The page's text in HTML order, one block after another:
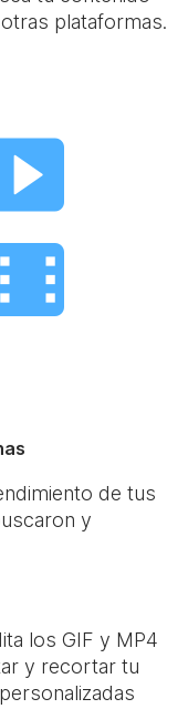
plataformas.
de tus
y
los GIF y MP4
y recortar tu